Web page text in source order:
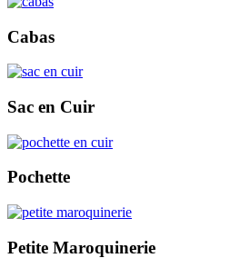
Cabas
Sac en Cuir
Pochette
Petite Maroquinerie